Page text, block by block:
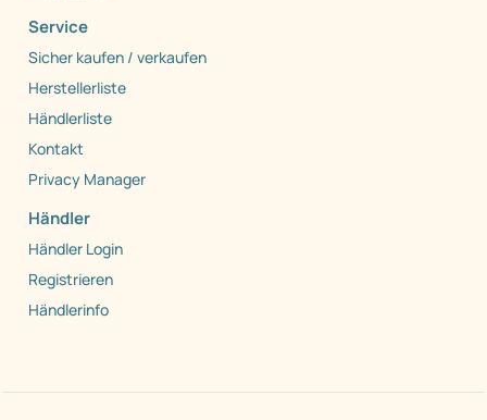
Service
Sicher kaufen / verkaufen
Herstellerliste
Händlerliste
Kontakt
Privacy Manager
Händler
Händler Login
Registrieren
Händlerinfo